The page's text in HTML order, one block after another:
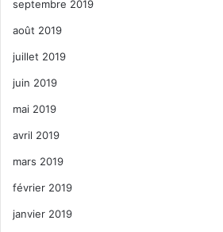
septembre 2019
août 2019
juillet 2019
juin 2019
mai 2019
avril 2019
mars 2019
février 2019
janvier 2019